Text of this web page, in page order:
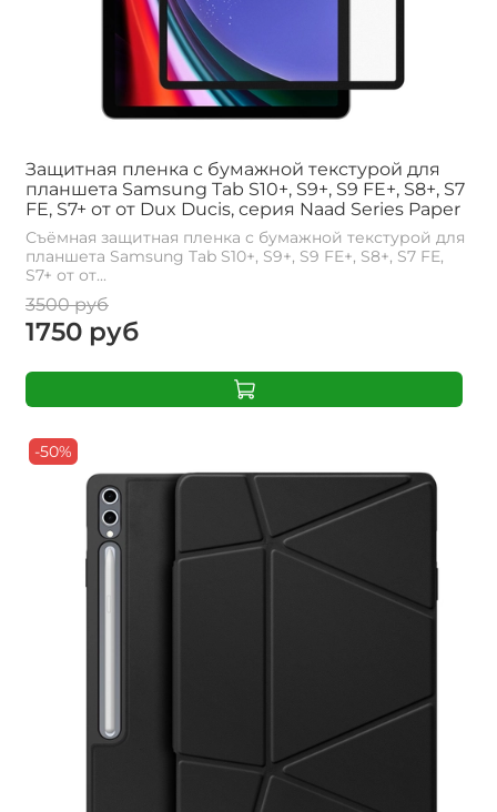
Защитная пленка с бумажной текстурой для
планшета Samsung Tab S10+, S9+, S9 FE+, S8+, S7
FE, S7+ от от Dux Ducis, серия Naad Series Paper
Съёмная защитная пленка с бумажной текстурой для
планшета Samsung Tab S10+, S9+, S9 FE+, S8+, S7 FE,
S7+ от от...
3500 руб
1750 руб
-50%